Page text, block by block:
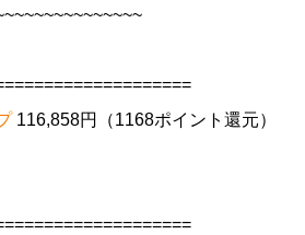
116,858円（1168ポイント還元）